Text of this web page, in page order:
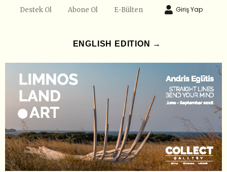
Destek Ol Abone Ol E-Bülten Giriş Yap
ENGLISH EDITION →